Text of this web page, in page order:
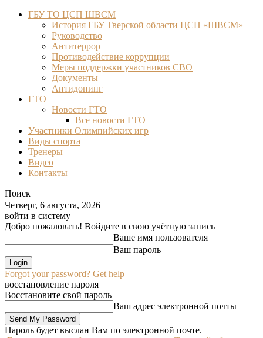
ГБУ ТО ЦСП ШВСМ
История ГБУ Тверской области ЦСП «ШВСМ»
Руководство
Антитеррор
Противодействие коррупции
Меры поддержки участников СВО
Документы
Антидопинг
ГТО
Новости ГТО
Все новости ГТО
Участники Олимпийских игр
Виды спорта
Тренеры
Видео
Контакты
Поиск
Четверг, 6 августа, 2026
войти в систему
Добро пожаловать! Войдите в свою учётную запись
Ваше имя пользователя
Ваш пароль
Forgot your password? Get help
восстановление пароля
Восстановите свой пароль
Ваш адрес электронной почты
Пароль будет выслан Вам по электронной почте.